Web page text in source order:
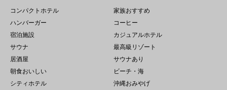
コンパクトホテル
家族おすすめ
ハンバーガー
コーヒー
宿泊施設
カジュアルホテル
サウナ
最高級リゾート
居酒屋
サウナあり
朝食おいしい
ビーチ・海
シティホテル
沖縄おみやげ